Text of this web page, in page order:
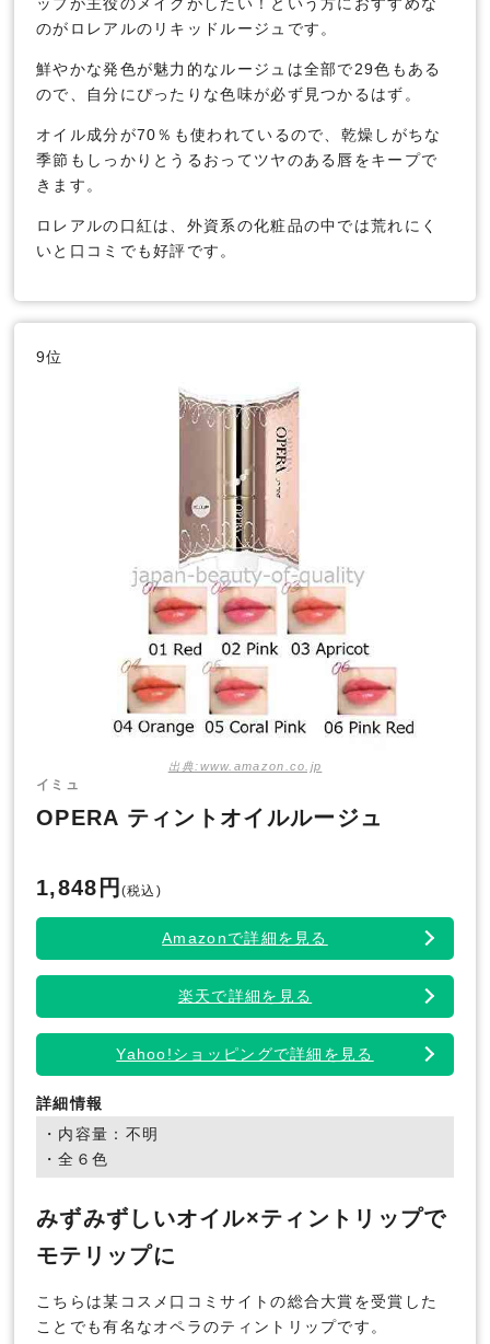
のがロレアルのリキッドルージュです。
鮮やかな発色が魅力的なルージュは全部で29色もある
ので、自分にぴったりな色味が必ず見つかるはず。
オイル成分が70％も使われているので、乾燥しがちな
季節もしっかりとうるおってツヤのある唇をキープで
きます。
ロレアルの口紅は、外資系の化粧品の中では荒れにく
いと口コミでも好評です。
9位
出典:www.amazon.co.jp
イミュ
OPERA ティントオイルルージュ
1,848円 (税込)
Amazonで詳細を見る
楽天で詳細を見る
Yahoo!ショッピングで詳細を見る
詳細情報
・内容量：不明
・全６色
みずみずしいオイル×ティントリップで
モテリップに
こちらは某コスメ口コミサイトの総合大賞を受賞した
ことでも有名なオペラのティントリップです。